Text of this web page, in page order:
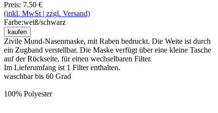
Preis: 7.50 €
(inkl. MwSt | zzgl. Versand)
Farbe:weiß/schwarz
kaufen
Zivile Mund-Nasenmaske, mit Raben bedruckt. Die Weite ist durch
ein Zugband verstellbar. Die Maske verfügt über eine kleine Tasche
auf der Rückseite, für einen wechselbaren Filter.
Im Lieferumfang ist 1 Filter enthalten.
waschbar bis 60 Grad
100% Polyester